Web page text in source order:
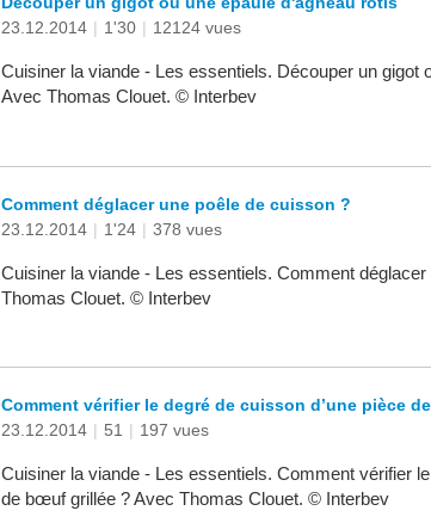
23.12.2014 | 1'30 | 12124 vues
Cuisiner la viande - Les essentiels. Découper un gigot
Avec Thomas Clouet. © Interbev
Comment déglacer une poêle de cuisson ?
23.12.2014 | 1'24 | 378 vues
Cuisiner la viande - Les essentiels. Comment
Thomas Clouet. © Interbev
Comment vérifier le degré de cuisson d’une pièce
23.12.2014 | 51 | 197 vues
Cuisiner la viande - Les essentiels. Comment vérifier
de bœuf grillée ? Avec Thomas Clouet. © Interbev